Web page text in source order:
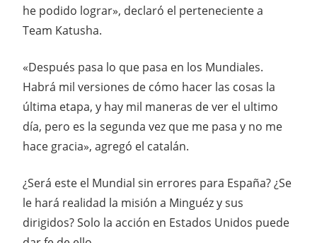
he podido lograr», declaró el perteneciente a
Team Katusha.
«Después pasa lo que pasa en los Mundiales.
Habrá mil versiones de cómo hacer las cosas la
última etapa, y hay mil maneras de ver el ultimo
día, pero es la segunda vez que me pasa y no me
hace gracia», agregó el catalán.
¿Será este el Mundial sin errores para España? ¿Se
le hará realidad la misión a Minguéz y sus
dirigidos? Solo la acción en Estados Unidos puede